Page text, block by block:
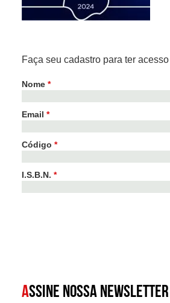
Faça seu cadastro para ter
Nome *
Email *
Código *
I.S.B.N. *
ASSINE NOSSA NEWSLETTER